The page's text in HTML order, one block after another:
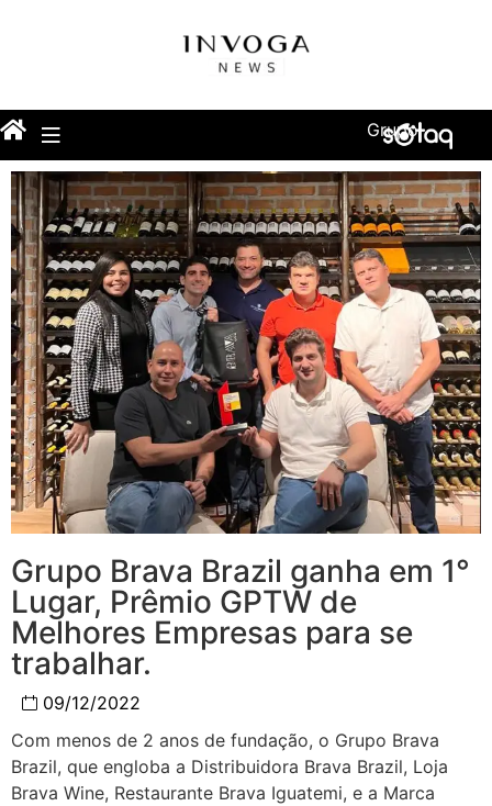
Grupo
Grupo Brava Brazil ganha em 1°
Lugar, Prêmio GPTW de
Melhores Empresas para se
trabalhar.
09/12/2022
Com menos de 2 anos de fundação, o Grupo Brava
Brazil, que engloba a Distribuidora Brava Brazil, Loja
Brava Wine, Restaurante Brava Iguatemi, e a Marca